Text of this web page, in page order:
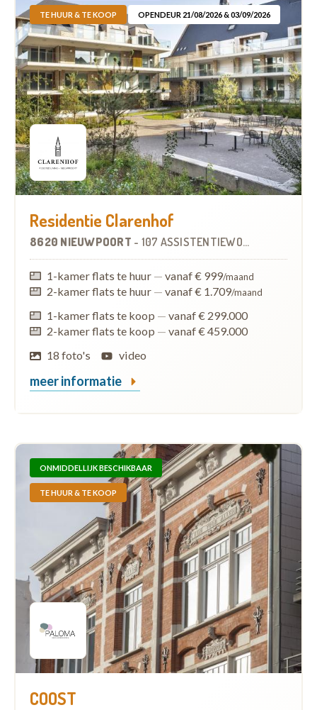
TE HUUR & TE KOOP OPENDEUR 21/08/2026 & 03/09/2026
Residentie Clarenhof
8620 NIEUWPOORT - 107 ASSISTENTIEWONINGEN
1-kamer flats te huur — vanaf € 999/maand
2-kamer flats te huur — vanaf € 1.709/maand
1-kamer flats te koop — vanaf € 299.000
2-kamer flats te koop — vanaf € 459.000
18 foto's
video
meer informatie
ONMIDDELLIJK BESCHIKBAAR
TE HUUR & TE KOOP
COOST